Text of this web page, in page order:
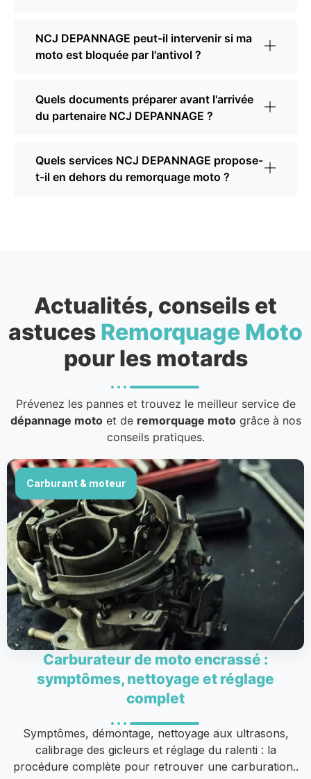
NCJ DEPANNAGE peut-il intervenir si ma
moto est bloquée par l'antivol ?
Quels documents préparer avant l'arrivée
du partenaire NCJ DEPANNAGE ?
Quels services NCJ DEPANNAGE propose-
t-il en dehors du remorquage moto ?
Actualités, conseils et
astuces Remorquage Moto
pour les motards
Prévenez les pannes et trouvez le meilleur service de
dépannage motoet de remorquage motogrâce à nos
conseils pratiques.
Carburant & moteur
Carburateur de moto encrassé :
symptômes, nettoyage et réglage
complet
Symptômes, démontage, nettoyage aux ultrasons,
calibrage des gicleurs et réglage du ralenti : la
procédure complète pour retrouver une carburation..